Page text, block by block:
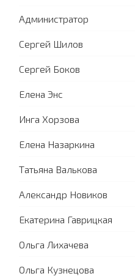
Администратор
Сергей Шилов
Сергей Боков
Елена Энс
Инга Хорзова
Елена Назаркина
Татьяна Валькова
Александр Новиков
Екатерина Гаврицкая
Ольга Лихачева
Ольга Кузнецова